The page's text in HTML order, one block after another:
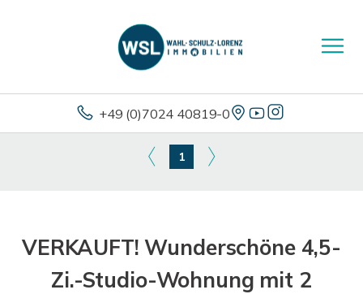
+49 (0)7024 40819-0
1
VERKAUFT! Wunderschöne 4,5-
Zi.-Studio-Wohnung mit 2